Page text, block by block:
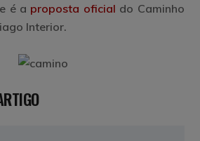
é a proposta oficial do Caminho
Interior.